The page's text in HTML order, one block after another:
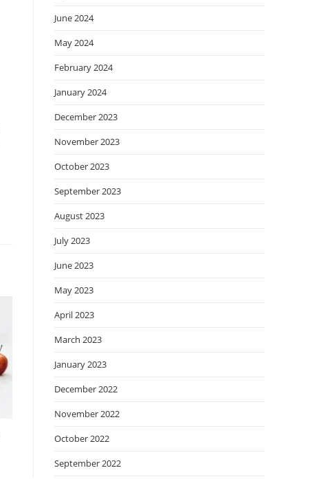
June 2024
May 2024
February 2024
January 2024
December 2023
November 2023
October 2023
September 2023
August 2023
July 2023
June 2023
May 2023
April 2023
March 2023
January 2023
December 2022
November 2022
October 2022
September 2022